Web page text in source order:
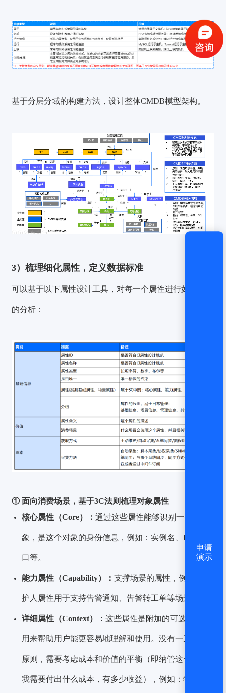
基于分层分域的构建方法，设计整体CMDB模型架构。
3）梳理细化属性，定义数据标准
可以基于以下属性设计工具，对每一个属性进行如下维度
的分析：
① 面向消费场景，基于3C法则梳理对象属性
核心属性（Core）：通过这些属性能够识别一个对
象，是这个对象的身份信息，例如：实例名、IP、端
口等。
能力属性（Capability）：支撑场景的属性，例如：维
护人属性用于支持告警通知、告警转工单等场景。
详细属性（Context）：这些属性是附加的可选属性，
用来帮助用户能更容易地理解和使用。没有一刀切的
原则，需要考虑成本和价值的平衡（即纳管这个属性
我需要付出什么成本，有多少收益），例如：物理服
获取验证码
申请
演示